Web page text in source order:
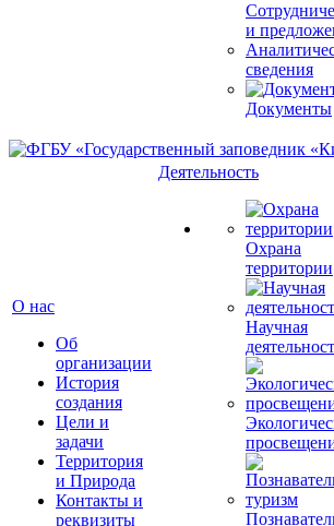
и
сведения
Документы
О нас
Об
организации
История
создания
Цели и
задачи
Территория
и Природа
Контакты и
реквизиты
Деятельность
Охрана
территории
Научная